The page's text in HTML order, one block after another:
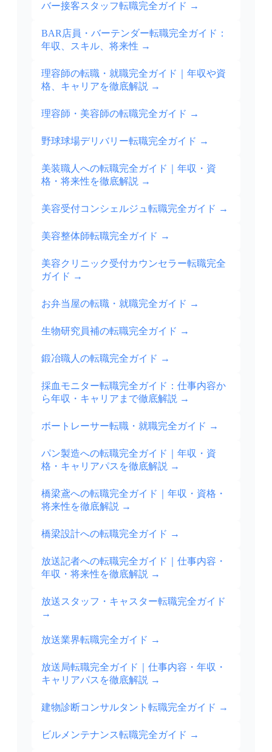
バー接客スタッフ転職完全ガイド →
BAR店員・バーテンダー転職完全ガイド：
年収、スキル、将来性 →
理容師の転職・就職完全ガイド｜年収や資
格、キャリアを徹底解説 →
理容師・美容師の転職完全ガイド →
野球球場デリバリー転職完全ガイド →
美装職人への転職完全ガイド｜年収・資
格・将来性を徹底解説 →
美容受付コンシェルジュ転職完全ガイド →
美容整体師転職完全ガイド →
美容クリニック受付カウンセラー転職完全
ガイド →
お弁当屋の転職・就職完全ガイド →
生物研究員補の転職完全ガイド →
鍛冶職人の転職完全ガイド →
採血モニター転職完全ガイド：仕事内容か
ら年収・キャリアまで徹底解説 →
ボートレーサー転職・就職完全ガイド →
パン製造への転職完全ガイド｜年収・資
格・キャリアパスを徹底解説 →
橋梁鳶への転職完全ガイド｜年収・資格・
将来性を徹底解説 →
橋梁設計への転職完全ガイド →
放送記者への転職完全ガイド｜仕事内容・
年収・将来性を徹底解説 →
放送スタッフ・キャスター転職完全ガイド
→
放送業界転職完全ガイド →
放送局転職完全ガイド｜仕事内容・年収・
キャリアパスを徹底解説 →
建物診断コンサルタント転職完全ガイド →
ビルメンテナンス転職完全ガイド →